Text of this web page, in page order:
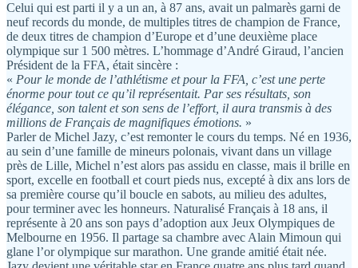
Celui qui est parti il y a un an, à 87 ans, avait un palmarès garni de
neuf records du monde, de multiples titres de champion de France,
de deux titres de champion d’Europe et d’une deuxième place
olympique sur 1 500 mètres. L’hommage d’André Giraud, l’ancien
Président de la FFA, était sincère :
« Pour le monde de l’athlétisme et pour la FFA, c’est une perte
énorme pour tout ce qu’il représentait. Par ses résultats, son
élégance, son talent et son sens de l’effort, il aura transmis à des
millions de Français de magnifiques émotions. »
Parler de Michel Jazy, c’est remonter le cours du temps. Né en 1936,
au sein d’une famille de mineurs polonais, vivant dans un village
près de Lille, Michel n’est alors pas assidu en classe, mais il brille en
sport, excelle en football et court pieds nus, excepté à dix ans lors de
sa première course qu’il boucle en sabots, au milieu des adultes,
pour terminer avec les honneurs. Naturalisé Français à 18 ans, il
représente à 20 ans son pays d’adoption aux Jeux Olympiques de
Melbourne en 1956. Il partage sa chambre avec Alain Mimoun qui
glane l’or olympique sur marathon. Une grande amitié était née.